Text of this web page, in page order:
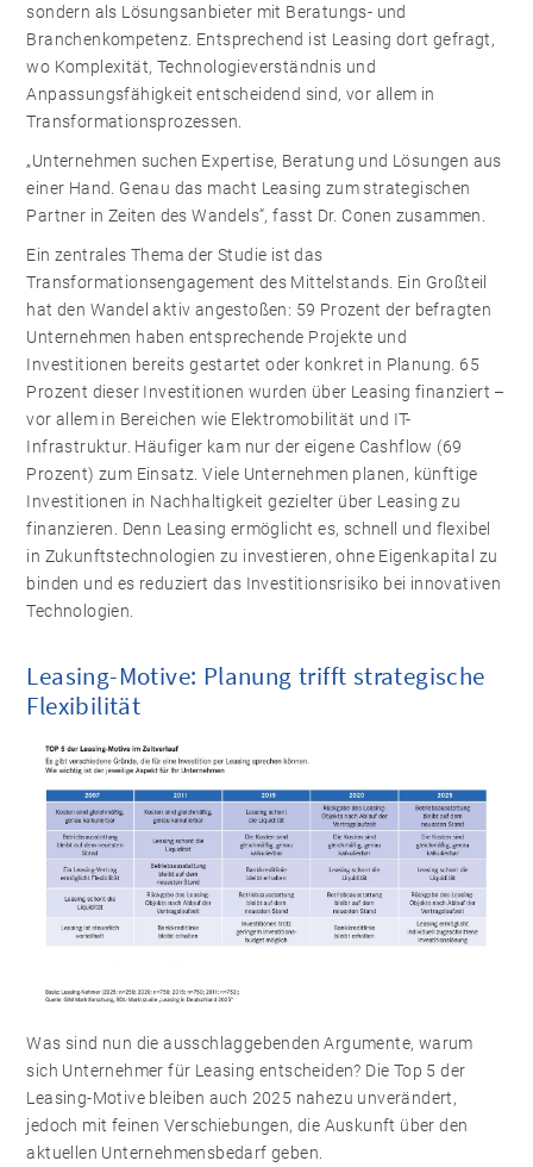
sondern als Lösungsanbieter mit Beratungs- und
Branchenkompetenz. Entsprechend ist Leasing dort gefragt,
wo Komplexität, Technologieverständnis und
Anpassungsfähigkeit entscheidend sind, vor allem in
Transformationsprozessen.
„Unternehmen suchen Expertise, Beratung und Lösungen aus
einer Hand. Genau das macht Leasing zum strategischen
Partner in Zeiten des Wandels“, fasst Dr. Conen zusammen.
Ein zentrales Thema der Studie ist das
Transformationsengagement des Mittelstands. Ein Großteil
hat den Wandel aktiv angestoßen: 59 Prozent der befragten
Unternehmen haben entsprechende Projekte und
Investitionen bereits gestartet oder konkret in Planung. 65
Prozent dieser Investitionen wurden über Leasing finanziert –
vor allem in Bereichen wie Elektromobilität und IT-
Infrastruktur. Häufiger kam nur der eigene Cashflow (69
Prozent) zum Einsatz. Viele Unternehmen planen, künftige
Investitionen in Nachhaltigkeit gezielter über Leasing zu
finanzieren. Denn Leasing ermöglicht es, schnell und flexibel
in Zukunftstechnologien zu investieren, ohne Eigenkapital zu
binden und es reduziert das Investitionsrisiko bei innovativen
Technologien.
Leasing-Motive: Planung trifft strategische
Flexibilität
Was sind nun die ausschlaggebenden Argumente, warum
sich Unternehmer für Leasing entscheiden? Die Top 5 der
Leasing-Motive bleiben auch 2025 nahezu unverändert,
jedoch mit feinen Verschiebungen, die Auskunft über den
aktuellen Unternehmensbedarf geben.